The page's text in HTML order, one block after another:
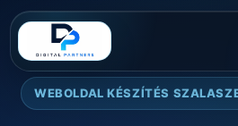
WEBOLDAL KÉSZÍTÉS